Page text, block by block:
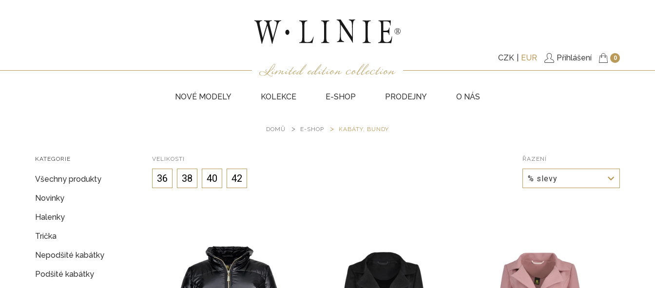
CZK EUR Přihlášení 0
NOVÉ MODELY KOLEKCE E-SHOP
KALHOTY
PRODEJNY O NÁS
DOMŮ E-SHOP KABÁTY, BUNDY
KATEGORIE
Všechny produkty
Novinky
Halenky
Trička
Nepodšité kabátky
Podšité kabátky
VELIKOSTI
36 38 40 42
ŘAZENÍ
% slevy